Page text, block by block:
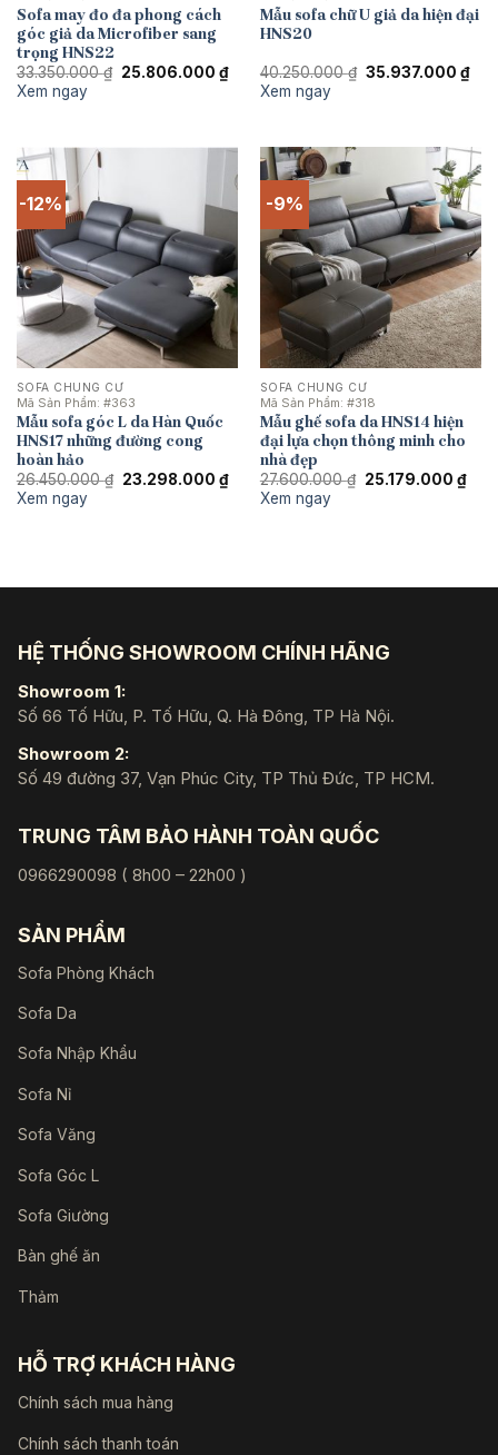
Sofa may đo đa phong cách
góc giả da Microfiber sang
trọng HNS22
33.350.000₫ Giá
25.806.000 ₫Giá
hiện
Xem ngay
Mẫu sofa chữ U giả da hiện đại
HNS20
40.250.000₫ Giá
35.937.000 ₫Giá
hiện
Xem ngay
-12%
SOFA CHUNG CƯ
Mã Sản Phẩm: #363
Mẫu sofa góc L da Hàn Quốc
HNS17 những đường cong
hoàn hảo
26.450.000₫ Giá
23.298.000 ₫Giá
hiện
Xem ngay
-9%
SOFA CHUNG CƯ
Mã Sản Phẩm: #318
Mẫu ghế sofa da HNS14 hiện
đại lựa chọn thông minh cho
nhà đẹp
27.600.000₫ Giá
25.179.000 ₫Giá
hiện
Xem ngay
HỆ THỐNG SHOWROOM CHÍNH HÃNG
Showroom 1:
Số 66 Tố Hữu, P. Tố Hữu, Q. Hà Đông, TP Hà Nội.
Showroom 2:
Số 49 đường 37, Vạn Phúc City, TP Thủ Đức, TP HCM.
TRUNG TÂM BẢO HÀNH TOÀN QUỐC
0966290098 ( 8h00 – 22h00 )
SẢN PHẨM
Sofa Phòng Khách
Sofa Da
Sofa Nhập Khẩu
Sofa Nỉ
Sofa Văng
Sofa Góc L
Sofa Giường
Bàn ghế ăn
Thảm
HỖ TRỢ KHÁCH HÀNG
Chính sách mua hàng
Chính sách thanh toán